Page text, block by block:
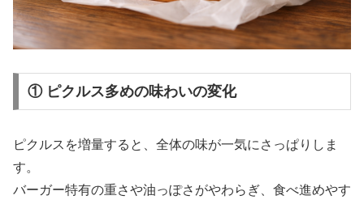
① ピクルス多めの味わいの変化
ピクルスを増量すると、全体の味が一気にさっぱりしま
す。
バーガー特有の重さや油っぽさがやわらぎ、食べ進めやす